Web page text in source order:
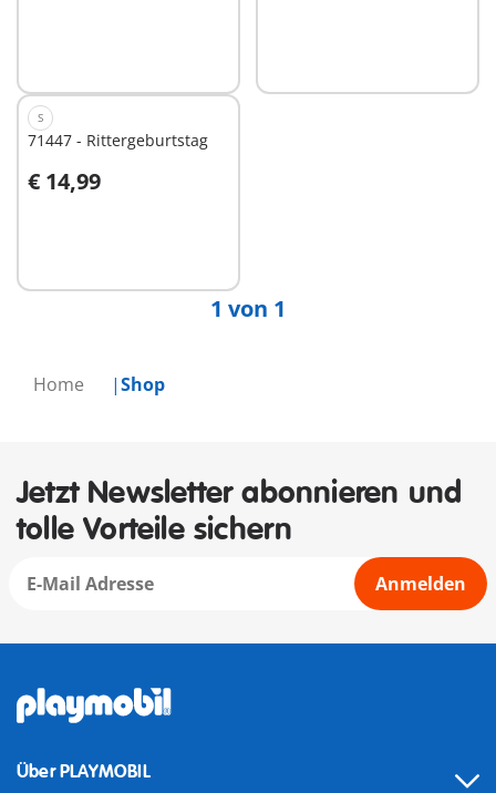
Home Shop
S
71447 - Rittergeburtstag
€ 14,99
1 von 1
Jetzt Newsletter abonnieren und
tolle Vorteile sichern
Anmelden
Über PLAYMOBIL